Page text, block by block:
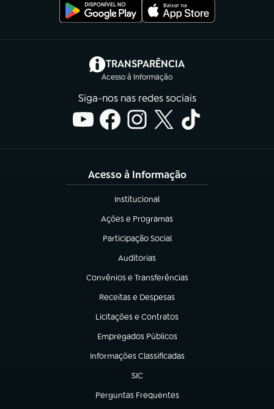
TRANSPARÊNCIA
Acesso à Informação
(abre em nova aba)
Siga-nos nas redes sociais
Acesso à Informação
Institucional
(abre em nova aba)
Ações e Programas
(abre em nova aba)
Participação Social
(abre em nova aba)
Auditorias
(abre em nova aba)
Convênios e Transferências
(abre em nova aba)
Receitas e Despesas
(abre em nova aba)
Licitações e Contratos
(abre em nova aba)
Empregados Públicos
(abre em nova aba)
Informações Classificadas
(abre em nova aba)
SIC
(abre em nova aba)
Perguntas Frequentes
(abre em nova aba)